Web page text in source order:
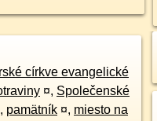
církve evangelické
¤, Společenské
, pamätník ¤, miesto na